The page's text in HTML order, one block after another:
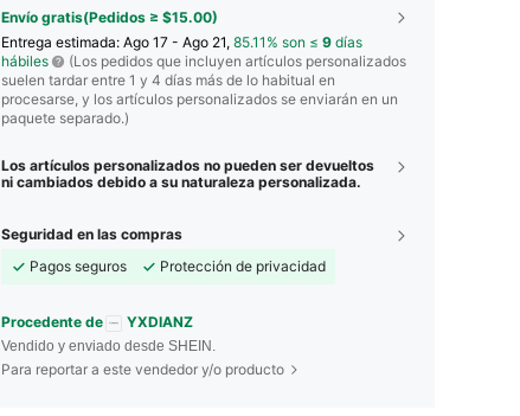
Envío gratis(Pedidos ≥ $15.00)
Entrega estimada: Ago 17 - Ago 21, 85.11% son ≤ 9 días
hábiles
(Los pedidos que incluyen artículos personalizados
suelen tardar entre 1 y 4 días más de lo habitual en
procesarse, y los artículos personalizados se enviarán en un
paquete separado.)
Los artículos personalizados no pueden ser devueltos
ni cambiados debido a su naturaleza personalizada.
Seguridad en las compras
Pagos seguros
Protección de privacidad
Procedente de YXDIANZ
Vendido y enviado desde SHEIN.
Para reportar a este vendedor y/o producto